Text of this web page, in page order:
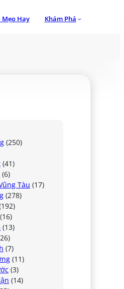
Mẹo Hay Khám Phá
(250)
(41)
(6)
Tàu (17)
(278)
(16)
(13)
(7)
(11)
(3)
(14)